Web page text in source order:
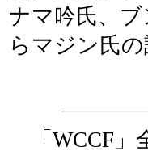
ナマ吟氏、
らマジン氏の
「WCCF」